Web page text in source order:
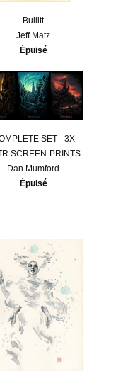
Bullitt
Jeff Matz
Épuisé
SET - 3X
SCREEN-PRINTS
Dan Mumford
Épuisé